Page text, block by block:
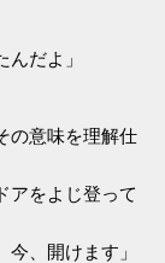
だよ」
の意味を理解仕
アをよじ登って
今、開けます」